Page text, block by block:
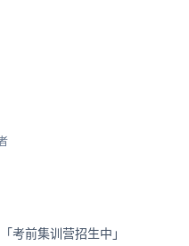
考前集训营招生中」